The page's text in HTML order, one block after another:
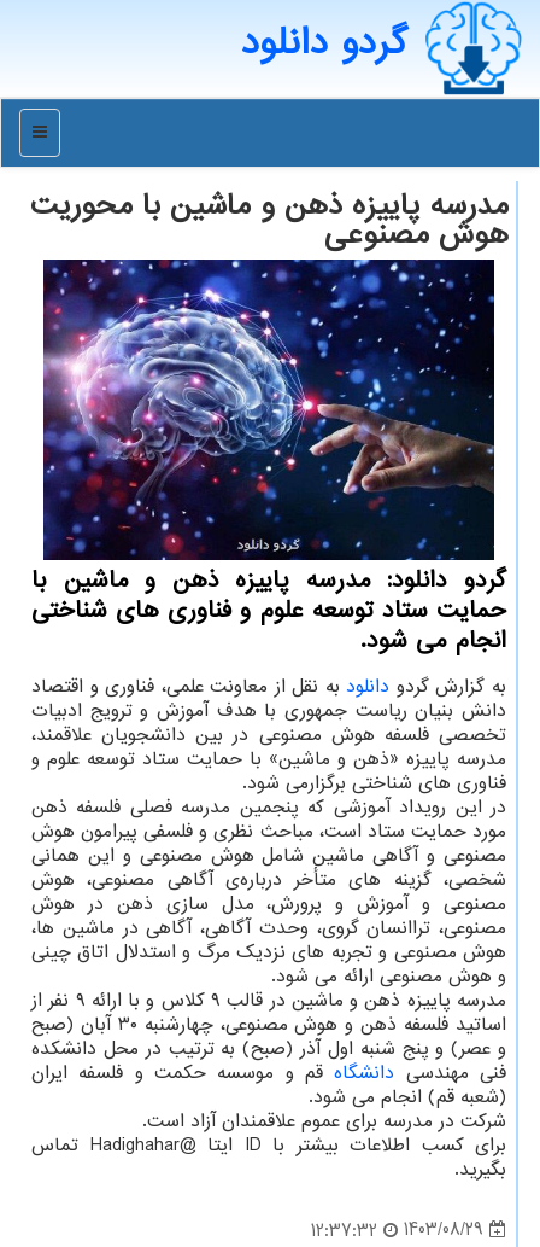
گردو دانلود
منو
مدرسه پاییزه ذهن و ماشین با محوریت
هوش مصنوعی
گردو دانلود: مدرسه پاییزه ذهن و ماشین با
حمایت ستاد توسعه علوم و فناوری های شناختی
انجام می شود.
به گزارش گردو دانلود به نقل از معاونت علمی، فناوری و اقتصاد
دانش بنیان ریاست جمهوری با هدف آموزش و ترویج ادبیات
تخصصی فلسفه هوش مصنوعی در بین دانشجویان علاقمند،
مدرسه پاییزه «ذهن و ماشین» با حمایت ستاد توسعه علوم و
فناوری های شناختی برگزارمی شود.
در این رویداد آموزشی که پنجمین مدرسه فصلی فلسفه ذهن
مورد حمایت ستاد است، مباحث نظری و فلسفی پیرامون هوش
مصنوعی و آگاهی ماشین شامل هوش مصنوعی و این همانی
شخصی، گزینه های متأخر درباره‌ی آگاهی مصنوعی، هوش
مصنوعی و آموزش و پرورش، مدل سازی ذهن در هوش
مصنوعی، تراانسان گروی، وحدت آگاهی، آگاهی در ماشین ها،
هوش مصنوعی و تجربه های نزدیک مرگ و استدلال اتاق چینی
و هوش مصنوعی ارائه می شود.
مدرسه پاییزه ذهن و ماشین در قالب ۹ کلاس و با ارائه ۹ نفر از
اساتید فلسفه ذهن و هوش مصنوعی، چهارشنبه ۳۰ آبان (صبح
و عصر) و پنج شنبه اول آذر (صبح) به ترتیب در محل دانشکده
فنی مهندسی دانشگاهقم و موسسه حکمت و فلسفه ایران
(شعبه قم) انجام می شود.
شرکت در مدرسه برای عموم علاقمندان آزاد است.
برای کسب اطلاعات بیشتر با ID ایتا @Hadighahar تماس
بگیرید.
1403/08/29
12:37:32